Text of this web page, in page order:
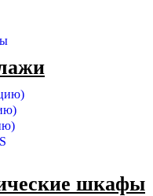
шкафы